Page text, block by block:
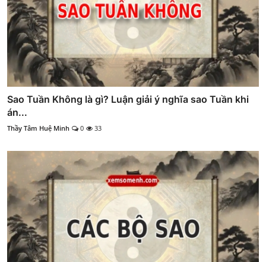
Sao Tuần Không là gì? Luận giải ý nghĩa sao Tuần khi
án...
Thầy Tâm Huệ Minh 0 33